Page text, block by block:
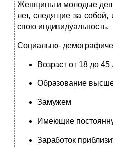
Женщины и молодые
лет, следящие за собой,
свою индивидуальность.
Социально-
Возраст от 18 до 45
Образование
Замужем
Имеющие
Заработок